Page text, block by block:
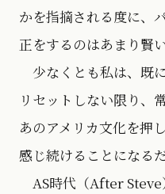
かを指摘される度に、
正をするのはあまり賢
少なくとも私は、既
リセットしない限り、
あのアメリカ文化を押
感じ続けることになるだ
AS時代（After Steve